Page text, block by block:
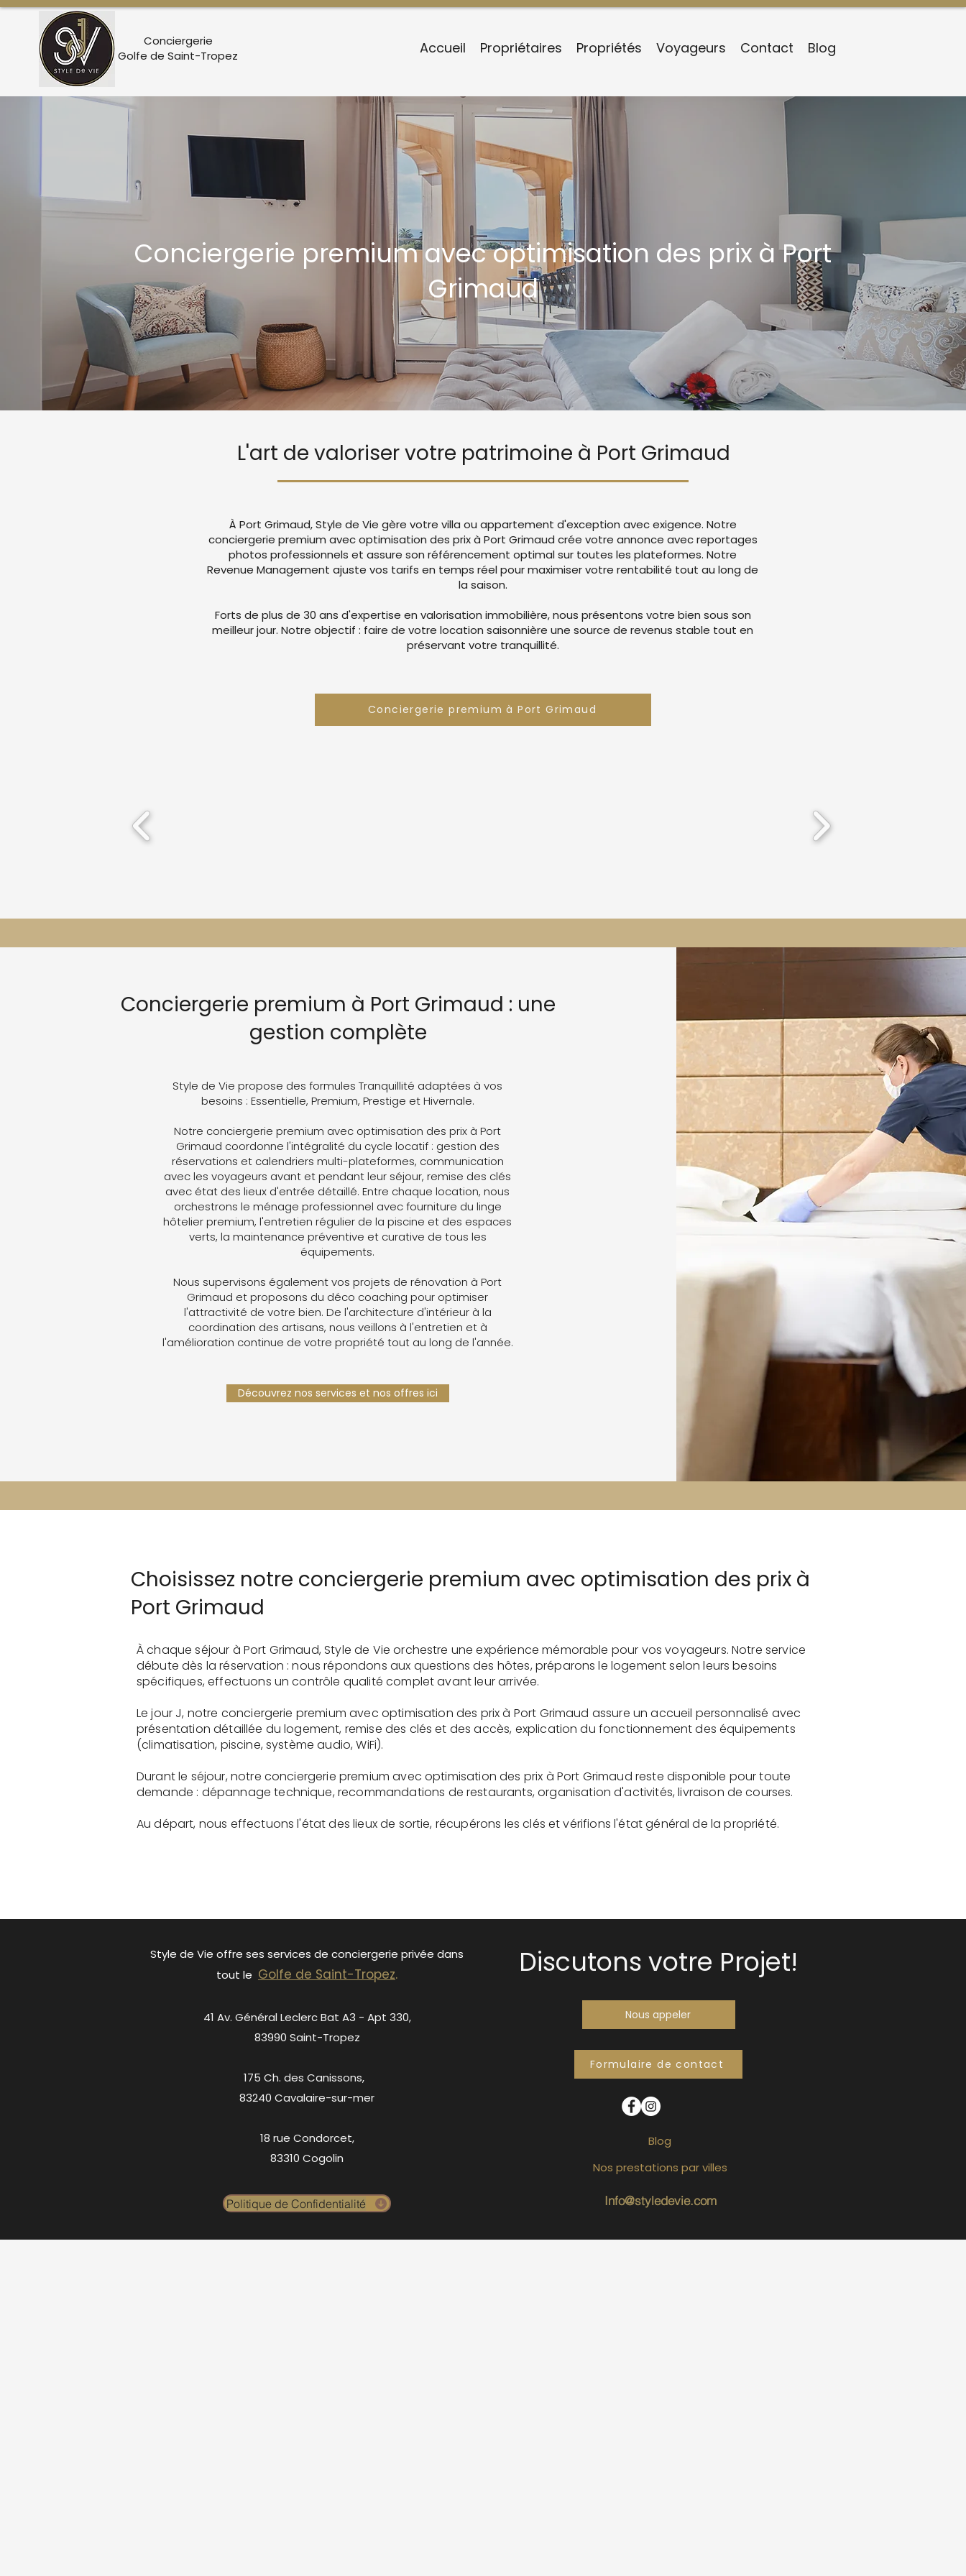
Conciergerie
Golfe de Saint-Tropez
Accueil Propriétaires Propriétés Voyageurs Contact Blog
Conciergerie premium avec optimisation des prix à Port
Grimaud
L'art de valoriser votre patrimoine à Port Grimaud
À Port Grimaud, Style de Vie gère votre villa ou appartement d'exception avec exigence. Notre
conciergerie premium avec optimisation des prix à Port Grimaud crée votre annonce avec reportages
photos professionnels et assure son référencement optimal sur toutes les plateformes. Notre
Revenue Management ajuste vos tarifs en temps réel pour maximiser votre rentabilité tout au long de
la saison.
Forts de plus de 30 ans d'expertise en valorisation immobilière, nous présentons votre bien sous son
meilleur jour. Notre objectif : faire de votre location saisonnière une source de revenus stable tout en
préservant votre tranquillité.
Conciergerie premium à Port Grimaud
Conciergerie premium à Port Grimaud : une
gestion complète
Style de Vie propose des formules Tranquillité adaptées à vos
besoins : Essentielle, Premium, Prestige et Hivernale.
Notre conciergerie premium avec optimisation des prix à Port
Grimaud coordonne l'intégralité du cycle locatif : gestion des
réservations et calendriers multi-plateformes, communication
avec les voyageurs avant et pendant leur séjour, remise des clés
avec état des lieux d'entrée détaillé. Entre chaque location, nous
orchestrons le ménage professionnel avec fourniture du linge
hôtelier premium, l'entretien régulier de la piscine et des espaces
verts, la maintenance préventive et curative de tous les
équipements.
Nous supervisons également vos projets de rénovation à Port
Grimaud et proposons du déco coaching pour optimiser
l'attractivité de votre bien. De l'architecture d'intérieur à la
coordination des artisans, nous veillons à l'entretien et à
l'amélioration continue de votre propriété tout au long de l'année.
Découvrez nos services et nos offres ici
Choisissez notre conciergerie premium avec optimisation des prix à
Port Grimaud
À chaque séjour à Port Grimaud, Style de Vie orchestre une expérience mémorable pour vos voyageurs. Notre service
débute dès la réservation : nous répondons aux questions des hôtes, préparons le logement selon leurs besoins
spécifiques, effectuons un contrôle qualité complet avant leur arrivée.
Le jour J, notre conciergerie premium avec optimisation des prix à Port Grimaud assure un accueil personnalisé avec
présentation détaillée du logement, remise des clés et des accès, explication du fonctionnement des équipements
(climatisation, piscine, système audio, WiFi).
Durant le séjour, notre conciergerie premium avec optimisation des prix à Port Grimaud reste disponible pour toute
demande : dépannage technique, recommandations de restaurants, organisation d'activités, livraison de courses.
Au départ, nous effectuons l'état des lieux de sortie, récupérons les clés et vérifions l'état général de la propriété.
Style de Vie offre ses services de conciergerie privée dans
tout le Golfe de Saint-Tropez.
41 Av. Général Leclerc Bat A3 - Apt 330,
83990 Saint-Tropez
175 Ch. des Canissons,
83240 Cavalaire-sur-mer
18 rue Condorcet,
83310 Cogolin
Politique de Confidentialité
Discutons votre Projet!
Nous appeler
Formulaire de contact
Blog
Info@styledevie.com
Nos prestations par villes